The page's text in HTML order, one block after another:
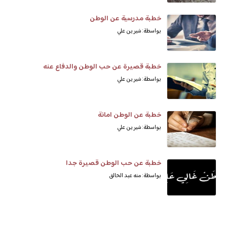
خطبة مدرسية عن الوطن
بواسطة: شيرين علي
خطبة قصيرة عن حب الوطن والدفاع عنه
بواسطة: شيرين علي
خطبة عن الوطن امانة
بواسطة: شيرين علي
خطبة عن حب الوطن قصيرة جدا
بواسطة: منه عبد الخالق